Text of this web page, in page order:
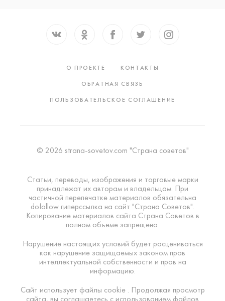
О ПРОЕКТЕ
КОНТАКТЫ
ОБРАТНАЯ СВЯЗЬ
ПОЛЬЗОВАТЕЛЬСКОЕ СОГЛАШЕНИЕ
© 2026 strana-sovetov.com "Страна советов"
Статьи, переводы, изображения и торговые марки
принадлежат их авторам и владельцам. При
частичной перепечатке материалов обязательна
dofollow гиперссылка на сайт "Страна Советов".
Копирование материалов сайта Страна Советов в
полном объеме запрещено.
Нарушение настоящих условий будет расцениваться
как нарушение защищаемых законом прав
интеллектуальной собственности и прав на
информацию.
Сайт использует файлы cookie . Продолжая просмотр
сайта, вы соглашаетесь с использованием файлов